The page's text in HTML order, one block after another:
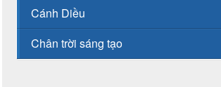
Cánh Diều
Chân trời sáng tạo